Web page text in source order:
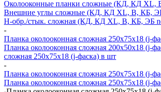
Околооконные планки сложные (КД, КД XL,
Внешние углы сложные (КД, КД XL, В, КБ,
H-обр./стык. сложная (КД, КД XL, В, КБ, ЭБ
-
Планка околооконная сложная 250х75х18 (j-
Планка околооконная сложная 200х50х18 (j-
сложная 250х75х18 (j-фаска) в шт
-
Планка околооконная сложная 250х75х18 (j-
Планка околооконная сложная 250х75х18 (j-